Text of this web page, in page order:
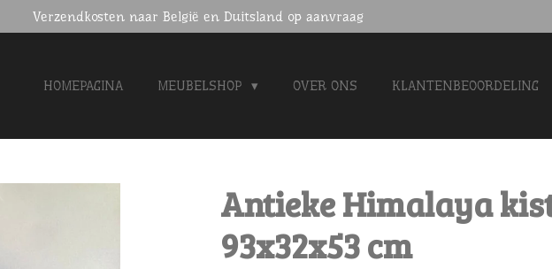
Verzendkosten naar België en Duitsland op aanvraag
HOMEPAGINA MEUBELSHOP OVER ONS KLANTENBEOORDELING
Antieke Himalaya
93x32x53 cm